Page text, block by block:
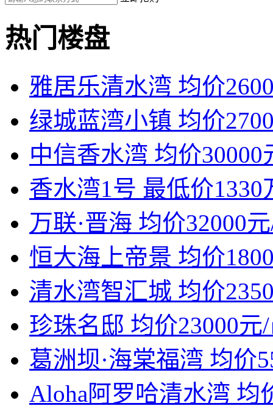
热门楼盘
雅居乐清水湾 均价
绿城蓝湾小镇 均价
中信香水湾 均价30000
香水湾1号 最低价1330
万联·晋海 均价32000
恒大海上帝景 均价
清水湾智汇城 均价
珍珠名邸 均价23000元
葛洲坝·海棠福湾 均价
Aloha阿罗哈清水湾 均